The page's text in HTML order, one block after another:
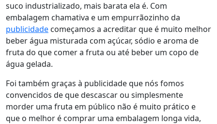
suco industrializado, mais barata ela é. Com
embalagem chamativa e um empurrãozinho da
publicidade começamos a acreditar que é muito melhor
beber água misturada com açúcar, sódio e aroma de
fruta do que comer a fruta ou até beber um copo de
água gelada.
Foi também graças à publicidade que nós fomos
convencidos de que descascar ou simplesmente
morder uma fruta em público não é muito prático e
que o melhor é comprar uma embalagem longa vida,